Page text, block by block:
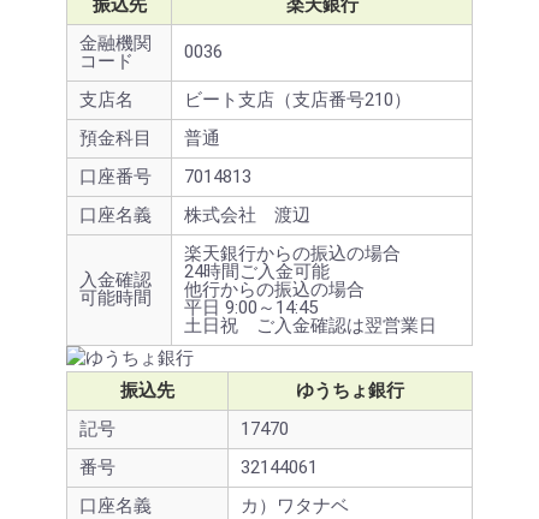
振込先
楽天銀行
金融機関
コード
0036
支店名
ビート支店（支店番号210）
預金科目
普通
口座番号
7014813
口座名義
株式会社 渡辺
入金確認
可能時間
楽天銀行からの振込の場合
24時間ご入金可能
他行からの振込の場合
平日 9:00～14:45
土日祝 ご入金確認は翌営業日
振込先
ゆうちょ銀行
記号
17470
番号
32144061
口座名義
カ）ワタナベ